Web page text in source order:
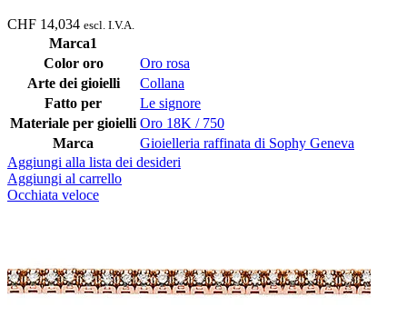
CHF 14,034 escl. I.V.A.
Marca1
Color oro
Oro rosa
Arte dei gioielli
Collana
Fatto per
Le signore
Materiale per gioielli Oro 18K / 750
Marca
Gioielleria raffinata di Sophy Geneva
Aggiungi alla lista dei desideri
Aggiungi al carrello
Occhiata veloce